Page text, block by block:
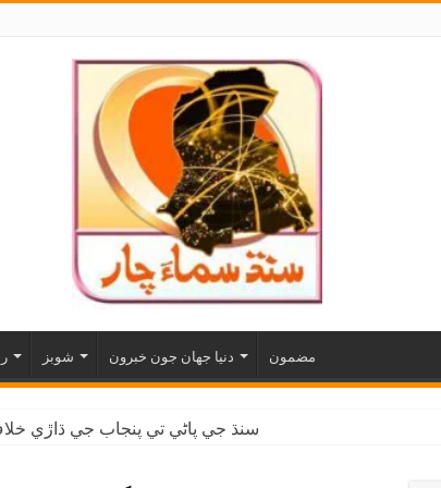
شوبز دنيا جهان جون خبرون مضمون
سنڌ جي پاڻي تي پنجاب جي ڌاڙي